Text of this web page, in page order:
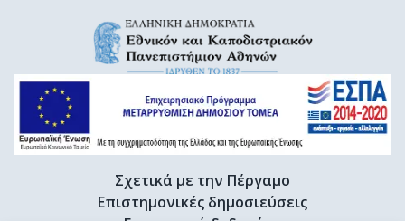
Σχετικά με την Πέργαμο
Επιστημονικές δημοσιεύσεις